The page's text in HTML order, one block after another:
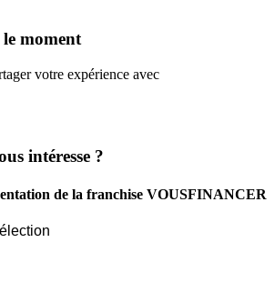
moment
votre expérience avec
intéresse ?
de la franchise VOUSFINANCER